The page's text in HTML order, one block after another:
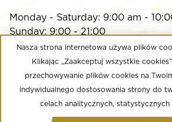
Monday - Saturday: 9:00 am -
Sunday: 9:00 - 21:00
Multikino
Monday - Sunday: 9:00 a.m. - until
Calypso Fitness Club
Monday - Friday: 6:00 am -
Nasza strona internetowa używa plików
Klikając „Zaakceptuj wszystkie
przechowywanie plików cookies na
indywidualnego dostosowania strony do
celach analitycznych, statystycznych